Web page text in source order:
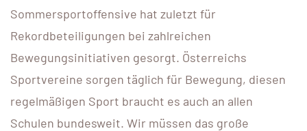
Sommersportoffensive hat zuletzt für
Rekordbeteiligungen bei zahlreichen
Bewegungsinitiativen gesorgt. Österreichs
Sportvereine sorgen täglich für Bewegung, diesen
regelmäßigen Sport braucht es auch an allen
Schulen bundesweit. Wir müssen das große